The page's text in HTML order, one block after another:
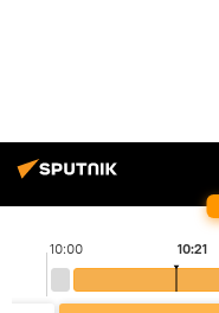
10:00 10:21